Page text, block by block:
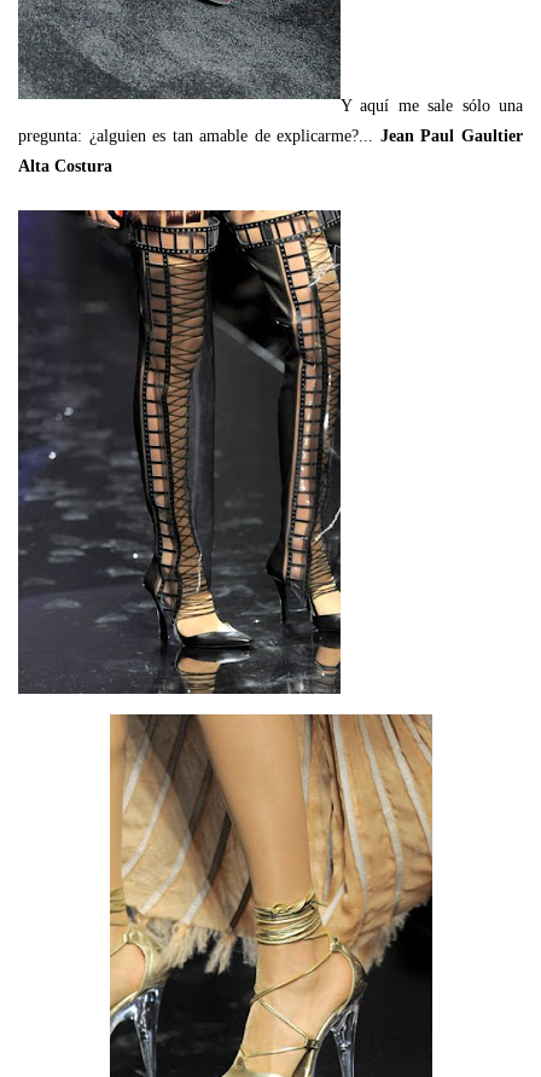
Y aquí me sale sólo una
pregunta: ¿alguien es tan amable de explicarme?... Jean Paul Gaultier
Alta Costura